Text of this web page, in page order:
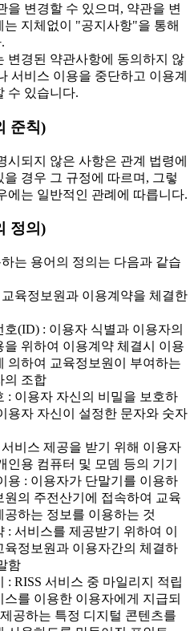
을 변경할 수 있으며, 약관을 변
는 지체없이 "공지사항"을 통해
변경된 약관사항에 동의하지 않
서비스 이용을 중단하고 이용계
수 있습니다.
준칙)
시되지 않은 사항은 관계 법령에
을 경우 그 규정에 따르며, 그렇
에는 일반적인 관례에 따릅니다.
정의)
는 용어의 정의는 다음과 같습
육정보원과 이용계약을 체결한
(ID) : 이용자 식별과 이용자의
을 위하여 이용계약 체결시 이용
의하여 교육정보원이 부여하는
의 조합
: 이용자 자신의 비밀을 보호하
용자 자신이 설정한 문자와 숫자
비스 제공을 받기 위해 이용자
인용 컴퓨터 및 모뎀 등의 기기
용 : 이용자가 단말기를 이용하
원의 주전산기에 접속하여 교육
공하는 정보를 이용하는 것
서비스를 제공받기 위하여 이
육정보원과 이용자간의 체결하
함
RISS 서비스 중 마일리지 적립
스를 이용한 이용자에게 지급되
공하는 특정 디지털 콘텐츠를